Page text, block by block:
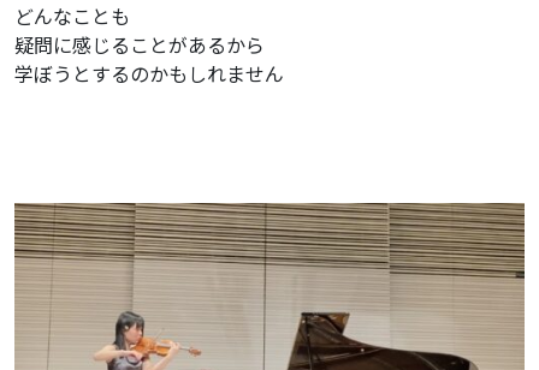
どんなことも
疑問に感じることがあるから
学ぼうとするのかもしれません